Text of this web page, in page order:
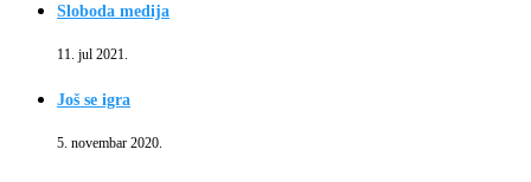
Sloboda medija
11. jul 2021.
Još se igra
5. novembar 2020.